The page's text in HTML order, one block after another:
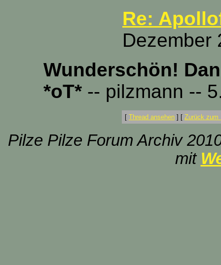
Re:
Dezember
Wunderschön!
*oT* -- pilzmann --
[ Thread ansehen ] [ Zurück zum
Pilze Pilze Forum Archiv
mit